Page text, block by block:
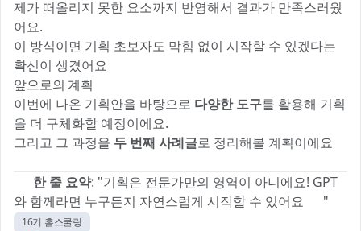
제가 떠올리지 못한 요소까지 반영해서 결과가 만족스러웠
어요.
이 방식이면 기획 초보자도 막힘 없이 시작할 수 있겠다는
확신이 생겼어요 👍
앞으로의 계획
이번에 나온 기획안을 바탕으로 다양한 도구를 활용해 기획
을 더 구체화할 예정이에요.
그리고 그 과정을 두 번째 사례글로 정리해볼 계획이에요
한 줄 요약: "기획은 전문가만의 영역이 아니에요! GPT
와 함께라면 누구든지 자연스럽게 시작할 수 있어요 😊"
16기 홈스쿨링